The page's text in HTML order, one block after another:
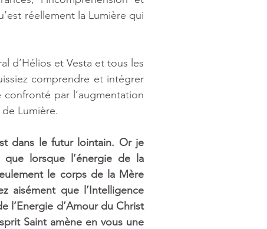
réellement la Lumière qui
d’Hélios et Vesta et tous les
comprendre et intégrer
par l’augmentation
Lumière.
dans le futur lointain. Or je
le corps de la Mère
aisément que l’Intelligence
l’Energie d’Amour du Christ
Saint amène en vous une